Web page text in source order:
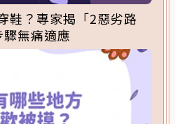
鞋？專家揭「2惡劣路
無痛適應